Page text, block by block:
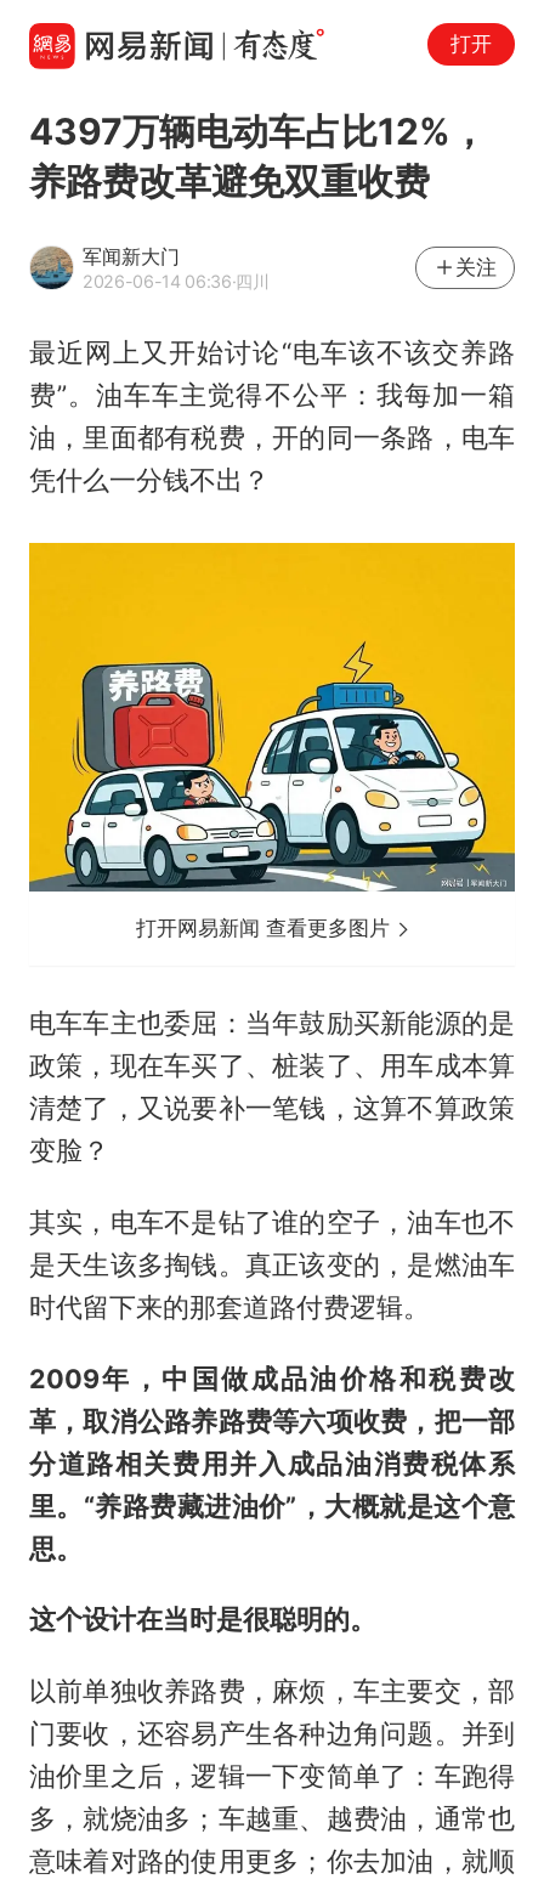
打开
4397万辆电动车占比12%，
养路费改革避免双重收费
军闻新大门
2026-06-14 06:36·四川
关注
最近网上又开始讨论“电车该不该交养路
费”。油车车主觉得不公平：我每加一箱
油，里面都有税费，开的同一条路，电车
凭什么一分钱不出？
打开网易新闻 查看更多图片
电车车主也委屈：当年鼓励买新能源的是
政策，现在车买了、桩装了、用车成本算
清楚了，又说要补一笔钱，这算不算政策
变脸？
其实，电车不是钻了谁的空子，油车也不
是天生该多掏钱。真正该变的，是燃油车
时代留下来的那套道路付费逻辑。
2009年，中国做成品油价格和税费改
革，取消公路养路费等六项收费，把一部
分道路相关费用并入成品油消费税体系
里。“养路费藏进油价”，大概就是这个意
思。
这个设计在当时是很聪明的。
以前单独收养路费，麻烦，车主要交，部
门要收，还容易产生各种边角问题。并到
油价里之后，逻辑一下变简单了：车跑得
多，就烧油多；车越重、越费油，通常也
意味着对路的使用更多；你去加油，就顺